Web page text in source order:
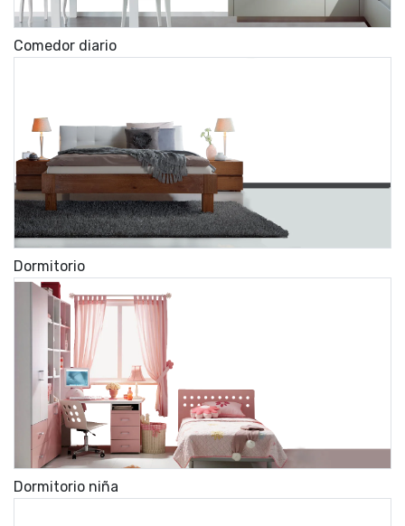
Comedor diario
Dormitorio
Dormitorio niña